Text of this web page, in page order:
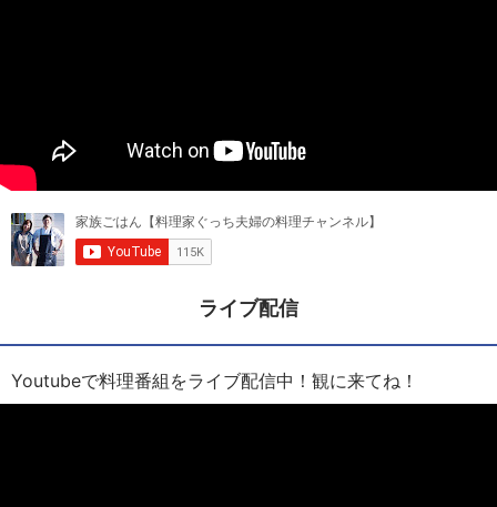
ライブ配信
Youtubeで料理番組をライブ配信中！観に来てね！